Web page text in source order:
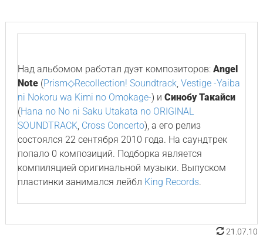
Над альбомом работал дуэт композиторов: Angel
Note(Prism◇Recollection! Soundtrack, Vestige -Yaiba
ni Nokoru wa Kimi no Omokage-) и Синобу Такайси
(Hana no No ni Saku Utakata no ORIGINAL
SOUNDTRACK, Cross Concerto), а его релиз
состоялся 22 сентября 2010 года. На саундтрек
попало 0 композиций. Подборка является
компиляцией оригинальной музыки. Выпуском
пластинки занимался лейбл King Records.
21.07.10